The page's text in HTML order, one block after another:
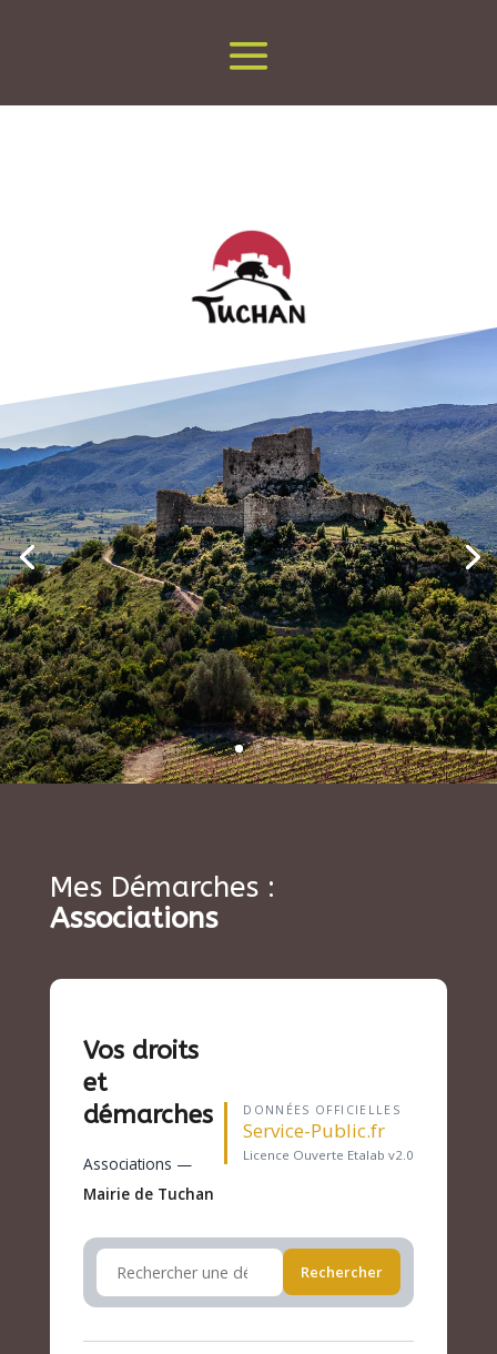
Mes Démarches :
Associations
Vos droits
et
démarches
Associations —
Mairie de Tuchan
DONNÉES OFFICIELLES
Service-Public.fr
Licence Ouverte Etalab v2.0
Rechercher